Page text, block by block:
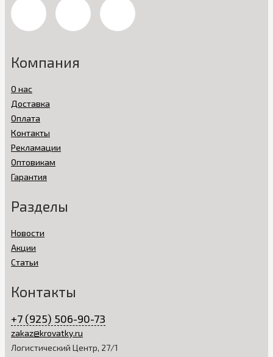
Компания
О нас
Доставка
Оплата
Контакты
Рекламации
Оптовикам
Гарантия
Разделы
Новости
Акции
Статьи
Контакты
+7 (925) 506-90-73
zakaz@krovatky.ru
Логистический Центр, 27/1